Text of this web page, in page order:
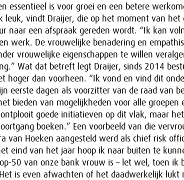
essentieel is voor groei en een betere
leuk, vindt Draijer, die op het moment van het
naar een afspraak gereden wordt. “Ik kan
werk. De vrouwelijke benadering en
vrouwelijke eigenschappen te willen
Wat dat betreft legt Draijer, sinds 2014
hoger dan voorheen. “Ik vond en vind dit
eerste dagen als voorzitter van de raad van
bieden van mogelijkheden voor alle groepen
goede initiatieven op dit vlak, maar
boeken.” Een voorbeeld van die
van Hoeken aangesteld werd als chief risk
eind van het jaar hoop ik naar buiten te
50 van onze bank vrouw is – let wel, toen ik
is even afwachten of het daadwerkelijk lukt